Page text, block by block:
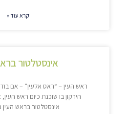
קרא עוד »
אינסטלטור
ראש העין – “ראס אלעין” – אם
הירקון בו שוכנת כיום ראש העין,
אינסטלטור בראש העין